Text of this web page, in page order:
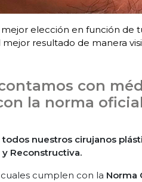
elección en función de
resultado de manera
con
la norma oficial
todos nuestros cirujanos
Reconstructiva.
cumplen con la Norma